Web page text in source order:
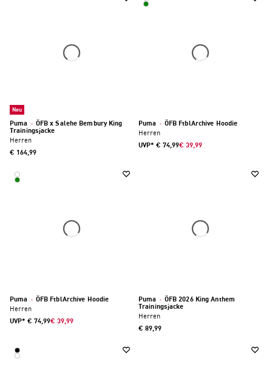
Neu
Puma · ÖFB x Salehe Bembury King
Trainingsjacke
Herren
€ 164,99
Puma · ÖFB FtblArchive Hoodie
Herren
UVP* € 74,99€ 39,99
Puma · ÖFB FtblArchive Hoodie
Herren
UVP* € 74,99€ 39,99
Puma · ÖFB 2026 King Anthem
Trainingsjacke
Herren
€ 89,99